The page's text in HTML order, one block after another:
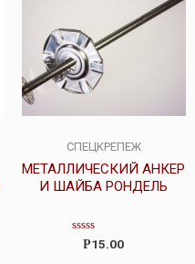
СПЕЦКРЕПЕЖ
МЕТАЛЛИЧЕСКИЙ АНКЕР
И ШАЙБА РОНДЕЛЬ
Оценка
Р15.00